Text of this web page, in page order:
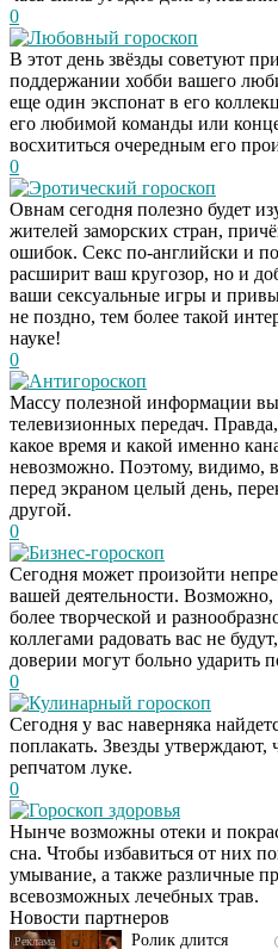
0
Любовный гороскоп
В этот день звёзды советуют
поддержании хобби вашего
еще один экспонат в его
его любимой команды или
восхититься очередным его
0
Эротический гороскоп
Овнам сегодня полезно будет
жителей заморских стран,
ошибок. Секс по-английски и
расширит ваш кругозор, но и
ваши сексуальные игры и
не поздно, тем более такой
науке!
0
Антигороскоп
Массу полезной информации
телевизионных передач.
какое время и какой именно
невозможно. Поэтому, видимо,
перед экраном целый день,
другой.
0
Бизнес-гороскоп
Сегодня может произойти
вашей деятельности. Возможно,
более творческой и
коллегами радовать вас не
доверии могут больно
0
Кулинарный гороскоп
Сегодня у вас наверняка
поплакать. Звезды утверждают,
репчатом луке.
0
Гороскоп здоровья
Нынче возможны отеки и
сна. Чтобы избавиться от них
умывание, а также различные
всевозможных лечебных трав.
Новости партнеров
Скрытая камера на
пляже Крыма: Что
люди вытворяют,
их не видят...
Ролик длится